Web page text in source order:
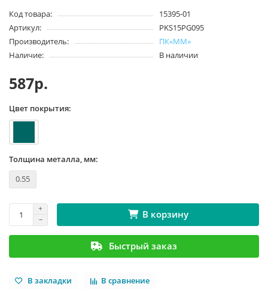
Код товара:
15395-01
Артикул:
PKS15PG095
Производитель:
ПК«ММ»
Наличие:
В наличии
587р.
Цвет покрытия:
Толщина металла, мм:
0.55
В корзину
Быстрый заказ
В закладки В сравнение